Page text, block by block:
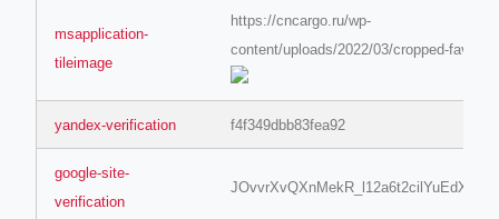
msapplication-
tileimage
https://cncargo.ru/wp-
content/uploads/2022/03/cropped-
yandex-verification f4f349dbb83fea92
google-site-
verification